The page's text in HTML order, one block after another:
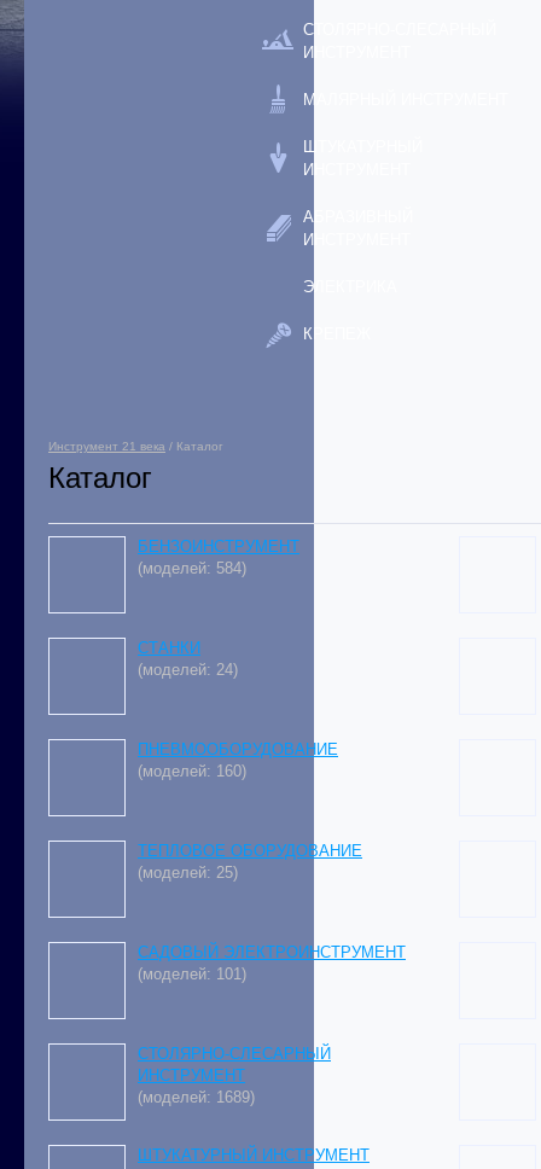
СТОЛЯРНО-СЛЕСАРНЫЙ
ИНСТРУМЕНТ
МАЛЯРНЫЙ ИНСТРУМЕНТ
ШТУКАТУРНЫЙ
ИНСТРУМЕНТ
АБРАЗИВНЫЙ
ИНСТРУМЕНТ
ЭЛЕКТРИКА
КРЕПЕЖ
Инструмент 21 века / Каталог
Каталог
БЕНЗОИНСТРУМЕНТ
(моделей: 584)
СТАНКИ
(моделей: 24)
ПНЕВМООБОРУДОВАНИЕ
(моделей: 160)
ТЕПЛОВОЕ ОБОРУДОВАНИЕ
(моделей: 25)
САДОВЫЙ ЭЛЕКТРОИНСТРУМЕНТ
(моделей: 101)
СТОЛЯРНО-СЛЕСАРНЫЙ
ИНСТРУМЕНТ
(моделей: 1689)
ШТУКАТУРНЫЙ ИНСТРУМЕНТ